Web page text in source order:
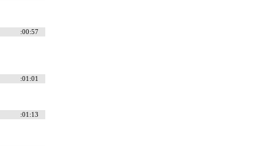
:00:57
:01:01
:01:13